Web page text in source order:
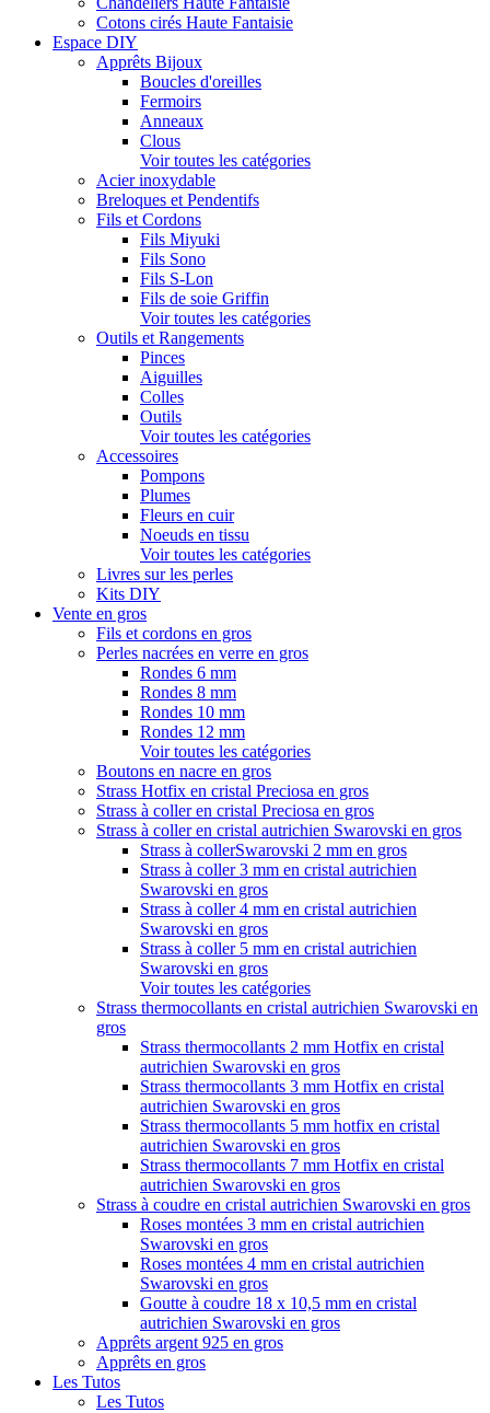
Cotons cirés Haute Fantaisie
Espace DIY
Apprêts Bijoux
Boucles d'oreilles
Fermoirs
Anneaux
Clous
Voir toutes les catégories
Acier inoxydable
Breloques et Pendentifs
Fils et Cordons
Fils Miyuki
Fils Sono
Fils S-Lon
Fils de soie Griffin
Voir toutes les catégories
Outils et Rangements
Pinces
Aiguilles
Colles
Outils
Voir toutes les catégories
Accessoires
Pompons
Plumes
Fleurs en cuir
Noeuds en tissu
Voir toutes les catégories
Livres sur les perles
Kits DIY
Vente en gros
Fils et cordons en gros
Perles nacrées en verre en gros
Rondes 6 mm
Rondes 8 mm
Rondes 10 mm
Rondes 12 mm
Voir toutes les catégories
Boutons en nacre en gros
Strass Hotfix en cristal Preciosa en gros
Strass à coller en cristal Preciosa en gros
Strass à coller en cristal autrichien Swarovski en gros
Strass à collerSwarovski 2 mm en gros
Strass à coller 3 mm en cristal autrichien
Swarovski en gros
Strass à coller 4 mm en cristal autrichien
Swarovski en gros
Strass à coller 5 mm en cristal autrichien
Swarovski en gros
Voir toutes les catégories
Strass thermocollants en cristal autrichien Swarovski en
gros
Strass thermocollants 2 mm Hotfix en cristal
autrichien Swarovski en gros
Strass thermocollants 3 mm Hotfix en cristal
autrichien Swarovski en gros
Strass thermocollants 5 mm hotfix en cristal
autrichien Swarovski en gros
Strass thermocollants 7 mm Hotfix en cristal
autrichien Swarovski en gros
Strass à coudre en cristal autrichien Swarovski en gros
Roses montées 3 mm en cristal autrichien
Swarovski en gros
Roses montées 4 mm en cristal autrichien
Swarovski en gros
Goutte à coudre 18 x 10,5 mm en cristal
autrichien Swarovski en gros
Apprêts argent 925 en gros
Apprêts en gros
Les Tutos
Les Tutos